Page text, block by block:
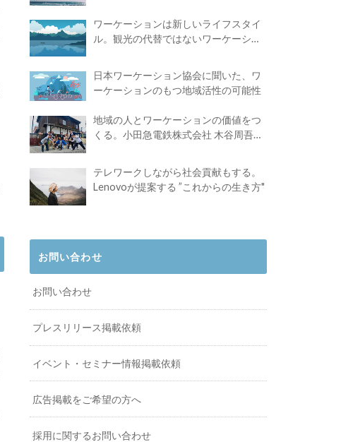
ワーケーションは新しいライフスタイ
ル。観光の代替ではないワーケーショ
日本ワーケーション協会に聞いた、ワ
ーケーションのもつ地域活性の可能性
地域の人とワーケーションの価値をつ
くる。小田急電鉄株式会社 木谷周吾さ
テレワークしながら社会貢献もする。
Lenovoが提案する ”これからの生き方"
お問い合わせ
お問い合わせ
プレスリリース掲載依頼
イベント・セミナー情報掲載依頼
広告掲載をご希望の方へ
採用に関するお問い合わせ